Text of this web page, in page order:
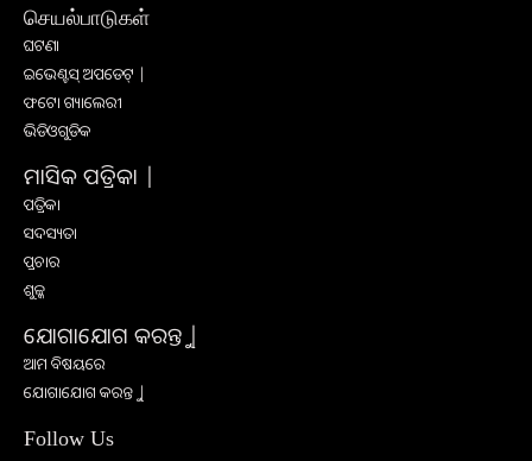
செயல்பாடுகள்
ଘଟଣା
ଇଭେଣ୍ଟସ୍ ଅପଡେଟ୍ |
ଫଟୋ ଗ୍ୟାଲେରୀ
ଭିଡିଓଗୁଡିକ
ମାସିକ ପତ୍ରିକା |
ପତ୍ରିକା
ସଦସ୍ୟତା
ପ୍ରଚାର
ଶୁଳ୍କ
ଯୋଗାଯୋଗ କରନ୍ତୁ |
ଆମ ବିଷୟରେ
ଯୋଗାଯୋଗ କରନ୍ତୁ |
Follow Us